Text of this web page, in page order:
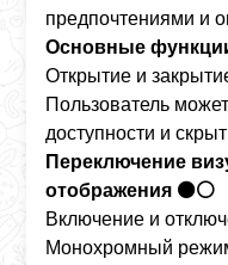
предпочтениями и
Основные
Открытие и
Пользователь
доступности и
Переключение
отображения ⚫⚪
Включение и
Монохромный